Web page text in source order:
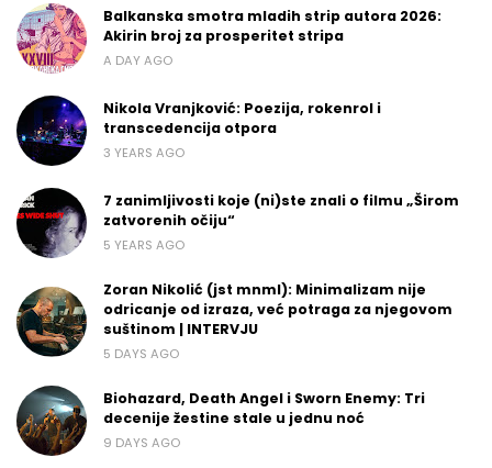
Balkanska smotra mladih strip autora 2026:
Akirin broj za prosperitet stripa
A DAY AGO
Nikola Vranjković: Poezija, rokenrol i
transcedencija otpora
3 YEARS AGO
7 zanimljivosti koje (ni)ste znali o filmu „Širom
zatvorenih očiju“
5 YEARS AGO
Zoran Nikolić (jst mnml): Minimalizam nije
odricanje od izraza, već potraga za njegovom
suštinom | INTERVJU
5 DAYS AGO
Biohazard, Death Angel i Sworn Enemy: Tri
decenije žestine stale u jednu noć
9 DAYS AGO